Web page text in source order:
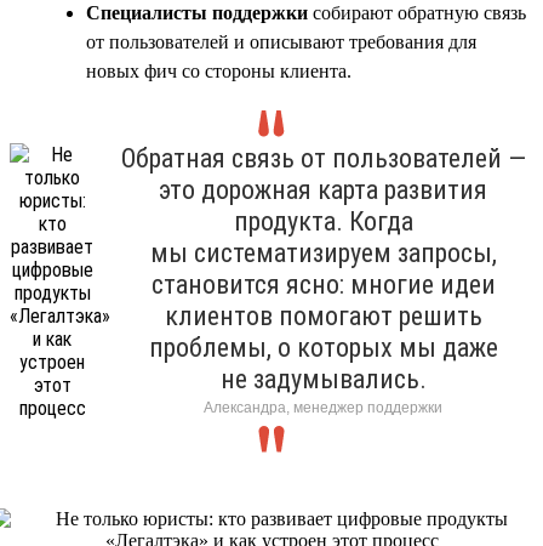
Специалисты поддержки собирают обратную связь
от пользователей и описывают требования для
новых фич со стороны клиента.
Обратная связь от пользователей —
это дорожная карта развития
продукта. Когда
мы систематизируем запросы,
становится ясно: многие идеи
клиентов помогают решить
проблемы, о которых мы даже
не задумывались.
Александра, менеджер поддержки